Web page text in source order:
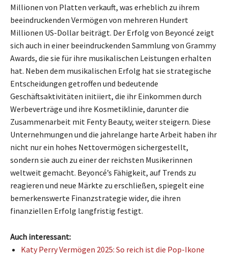
Millionen von Platten verkauft, was erheblich zu ihrem
beeindruckenden Vermögen von mehreren Hundert
Millionen US-Dollar beiträgt. Der Erfolg von Beyoncé zeigt
sich auch in einer beeindruckenden Sammlung von Grammy
Awards, die sie für ihre musikalischen Leistungen erhalten
hat. Neben dem musikalischen Erfolg hat sie strategische
Entscheidungen getroffen und bedeutende
Geschäftsaktivitäten initiiert, die ihr Einkommen durch
Werbeverträge und ihre Kosmetiklinie, darunter die
Zusammenarbeit mit Fenty Beauty, weiter steigern. Diese
Unternehmungen und die jahrelange harte Arbeit haben ihr
nicht nur ein hohes Nettovermögen sichergestellt,
sondern sie auch zu einer der reichsten Musikerinnen
weltweit gemacht. Beyoncé’s Fähigkeit, auf Trends zu
reagieren und neue Märkte zu erschließen, spiegelt eine
bemerkenswerte Finanzstrategie wider, die ihren
finanziellen Erfolg langfristig festigt.
Auch interessant:
Katy Perry Vermögen 2025: So reich ist die Pop-Ikone